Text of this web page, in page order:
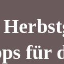
für